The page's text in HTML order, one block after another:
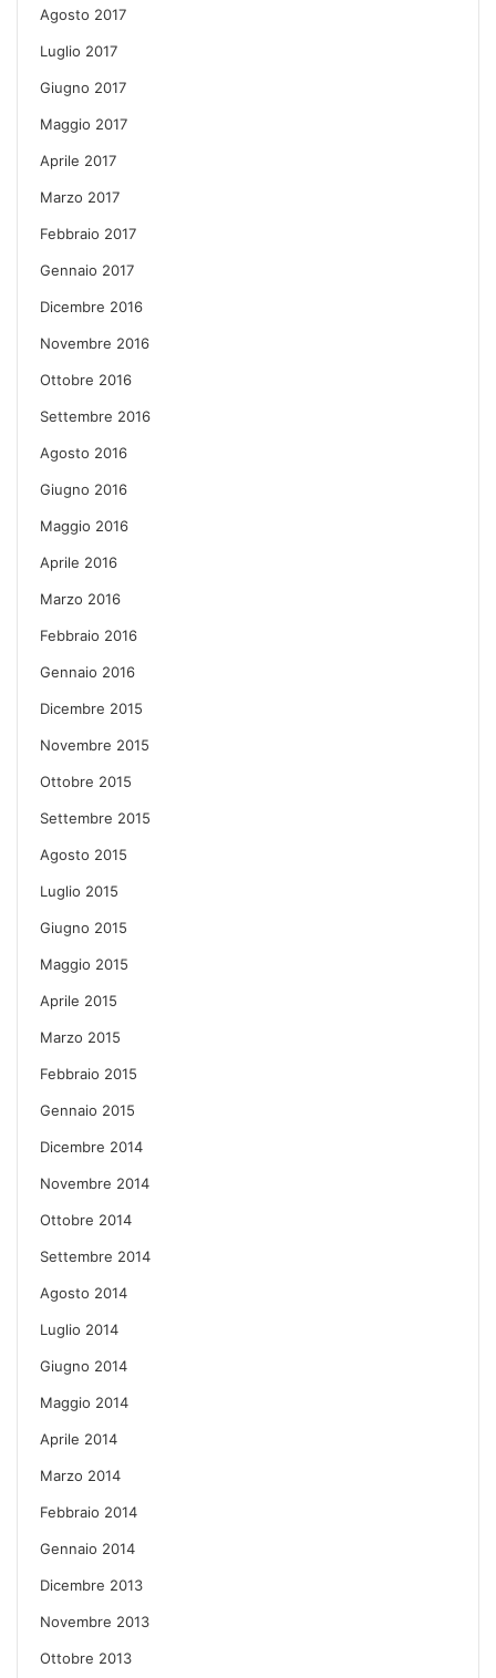
Agosto 2017
Luglio 2017
Giugno 2017
Maggio 2017
Aprile 2017
Marzo 2017
Febbraio 2017
Gennaio 2017
Dicembre 2016
Novembre 2016
Ottobre 2016
Settembre 2016
Agosto 2016
Giugno 2016
Maggio 2016
Aprile 2016
Marzo 2016
Febbraio 2016
Gennaio 2016
Dicembre 2015
Novembre 2015
Ottobre 2015
Settembre 2015
Agosto 2015
Luglio 2015
Giugno 2015
Maggio 2015
Aprile 2015
Marzo 2015
Febbraio 2015
Gennaio 2015
Dicembre 2014
Novembre 2014
Ottobre 2014
Settembre 2014
Agosto 2014
Luglio 2014
Giugno 2014
Maggio 2014
Aprile 2014
Marzo 2014
Febbraio 2014
Gennaio 2014
Dicembre 2013
Novembre 2013
Ottobre 2013